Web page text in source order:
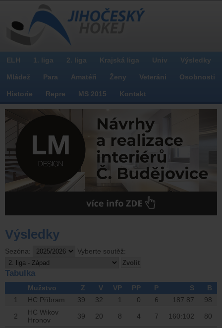
ELH 1. liga 2. liga Krajská liga Univ Výsledky
Mládež Para Amatéři Ženy Veteráni Osobnosti
Historie Repre MS 2015 Kontakt
Výsledky
Sezóna: Vyberte soutěž:
Tabulka
Mužstvo Z V VP PP P S
B
1
HC Příbram 39 32 1 0 6 187:87 98
2
HC Wikov
Hronov
39 20 8 4 7 160:102 80